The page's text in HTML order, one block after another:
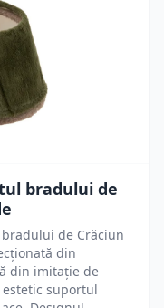
bradului de
de Crăciun
din
din imitație de
suportul